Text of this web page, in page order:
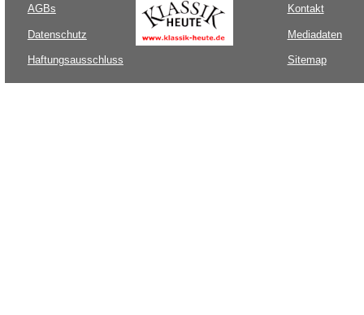
AGBs
Datenschutz
Haftungsausschluss
Kontakt
Mediadaten
Sitemap